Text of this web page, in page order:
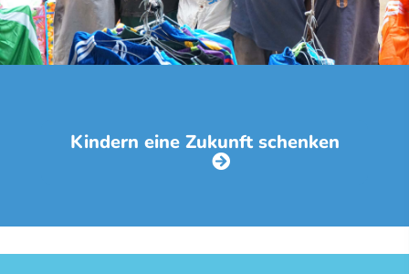
Kindern eine Zukunft schenken